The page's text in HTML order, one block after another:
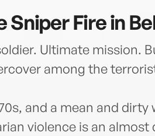
Sniper Fire in
Ultimate mission.
among the
and a mean and
violence is an